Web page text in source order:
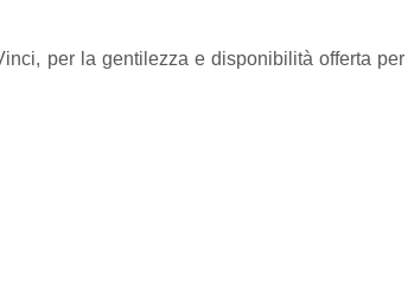
per la gentilezza e disponibilità offerta per